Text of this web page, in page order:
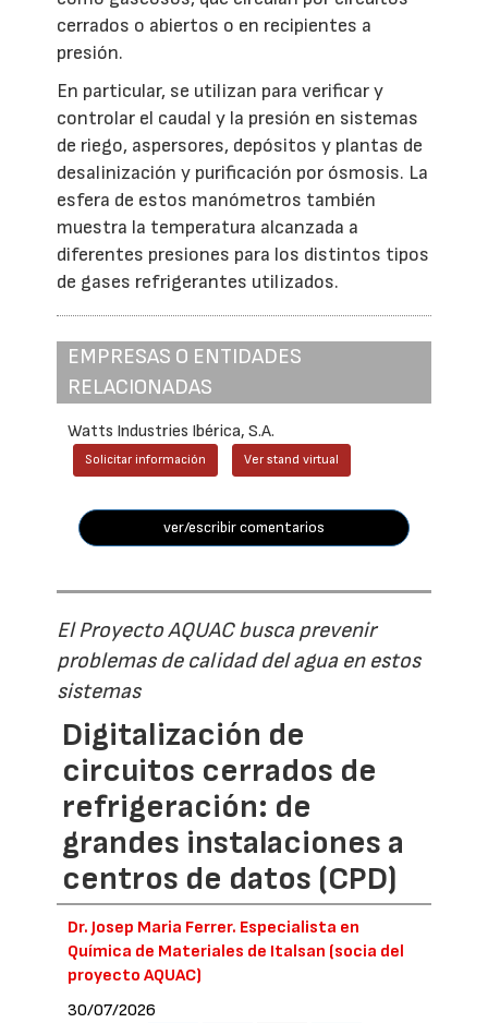
cerrados o abiertos o en recipientes a
presión.
En particular, se utilizan para verificar y
controlar el caudal y la presión en sistemas
de riego, aspersores, depósitos y plantas de
desalinización y purificación por ósmosis. La
esfera de estos manómetros también
muestra la temperatura alcanzada a
diferentes presiones para los distintos tipos
de gases refrigerantes utilizados.
EMPRESAS O ENTIDADES
RELACIONADAS
Watts Industries Ibérica, S.A.
Solicitar información Ver stand virtual
ver/escribir comentarios
El Proyecto AQUAC busca prevenir
problemas de calidad del agua en estos
sistemas
Digitalización de
circuitos cerrados de
refrigeración: de
grandes instalaciones a
centros de datos (CPD)
Dr. Josep Maria Ferrer. Especialista en
Química de Materiales de Italsan (socia del
proyecto AQUAC)
30/07/2026